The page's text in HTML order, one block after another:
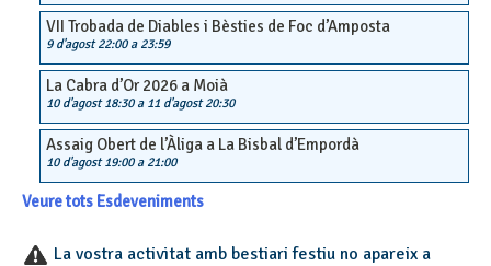
VII Trobada de Diables i Bèsties de Foc d’Amposta
9 d'agost 22:00a 23:59
La Cabra d’Or 2026 a Moià
10 d'agost 18:30a 11 d'agost 20:30
Assaig Obert de l’Àliga a La Bisbal d’Empordà
10 d'agost 19:00a 21:00
Veure tots Esdeveniments
La vostra activitat amb bestiari festiu no apareix a